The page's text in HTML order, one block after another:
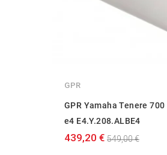
GPR
GPR Yamaha Tenere
e4 E4.Y.208.ALBE4
439,20 € 549,00 €